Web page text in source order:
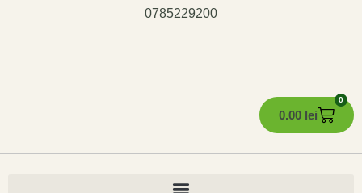
0785229200
0.00 lei
0